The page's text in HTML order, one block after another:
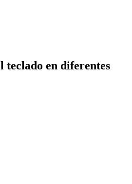
teclado en diferentes